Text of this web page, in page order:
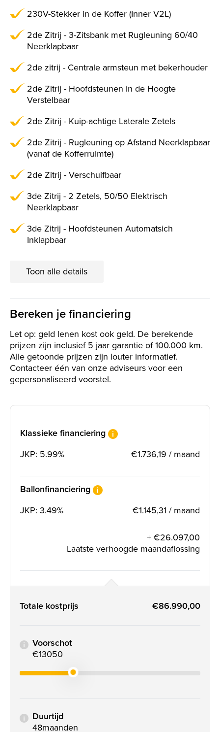
230V-Stekker in de Koffer (Inner V2L)
2de Zitrij - 3-Zitsbank met Rugleuning 60/40
Neerklapbaar
2de zitrij - Centrale armsteun met bekerhouder
2de Zitrij - Hoofdsteunen in de Hoogte
Verstelbaar
2de Zitrij - Kuip-achtige Laterale Zetels
2de Zitrij - Rugleuning op Afstand Neerklapbaar
(vanaf de Kofferruimte)
2de Zitrij - Verschuifbaar
3de Zitrij - 2 Zetels, 50/50 Elektrisch
Neerklapbaar
3de Zitrij - Hoofdsteunen Automatsich
Inklapbaar
Toon alle details
Bereken je financiering
Let op: geld lenen kost ook geld. De berekende
prijzen zijn inclusief 5 jaar garantie of 100.000 km.
Alle getoonde prijzen zijn louter informatief.
Contacteer één van onze adviseurs voor een
gepersonaliseerd voorstel.
Totale kostprijs €86.990,00
Voorschot
€13050
Duurtijd
48maanden
Klassieke financiering
JKP: 5.99%
€1.736,19 / maand
Ballonfinanciering
JKP: 3.49%
€1.145,31 / maand
+ €26.097,00
Laatste verhoogde maandaflossing